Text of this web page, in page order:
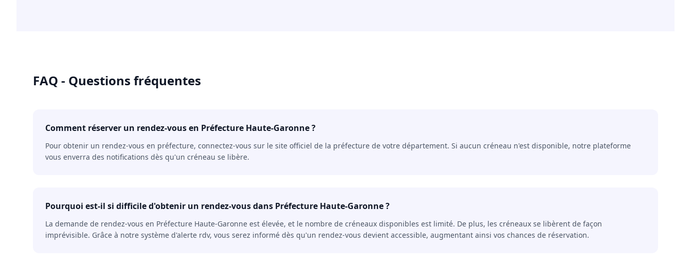
FAQ - Questions fréquentes
Comment réserver un rendez-vous en Préfecture Haute-Garonne ?
Pour obtenir un rendez-vous en préfecture, connectez-vous sur le site officiel de la préfecture de votre département. Si aucun créneau n'est disponible, notre plateforme
vous enverra des notifications dès qu'un créneau se libère.
Pourquoi est-il si difficile d'obtenir un rendez-vous dans Préfecture Haute-Garonne ?
La demande de rendez-vous en Préfecture Haute-Garonne est élevée, et le nombre de créneaux disponibles est limité. De plus, les créneaux se libèrent de façon
imprévisible. Grâce à notre système d'alerte rdv, vous serez informé dès qu'un rendez-vous devient accessible, augmentant ainsi vos chances de réservation.